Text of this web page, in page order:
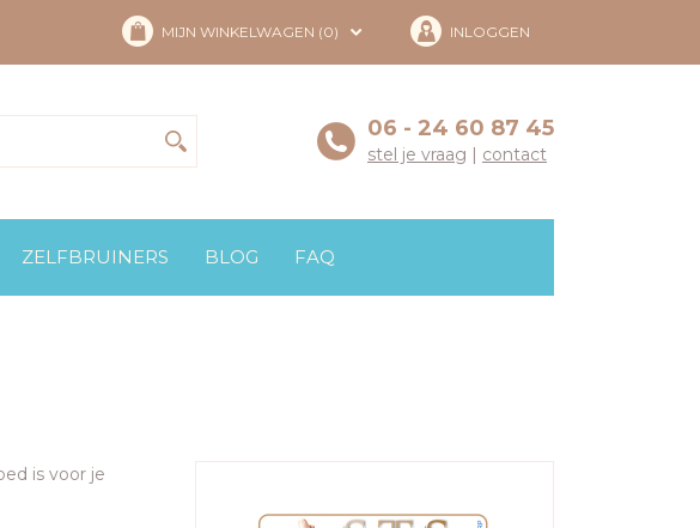
MIJN WINKELWAGEN (0) INLOGGEN
06 - 24 60 87 45
stel je vraag | contact
ZELFBRUINERS BLOG FAQ
is voor je